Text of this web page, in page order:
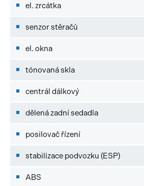
el. zrcátka
senzor stěračů
el. okna
tónovaná skla
centrál dálkový
dělená zadní sedadla
posilovač řízení
stabilizace podvozku (ESP)
ABS